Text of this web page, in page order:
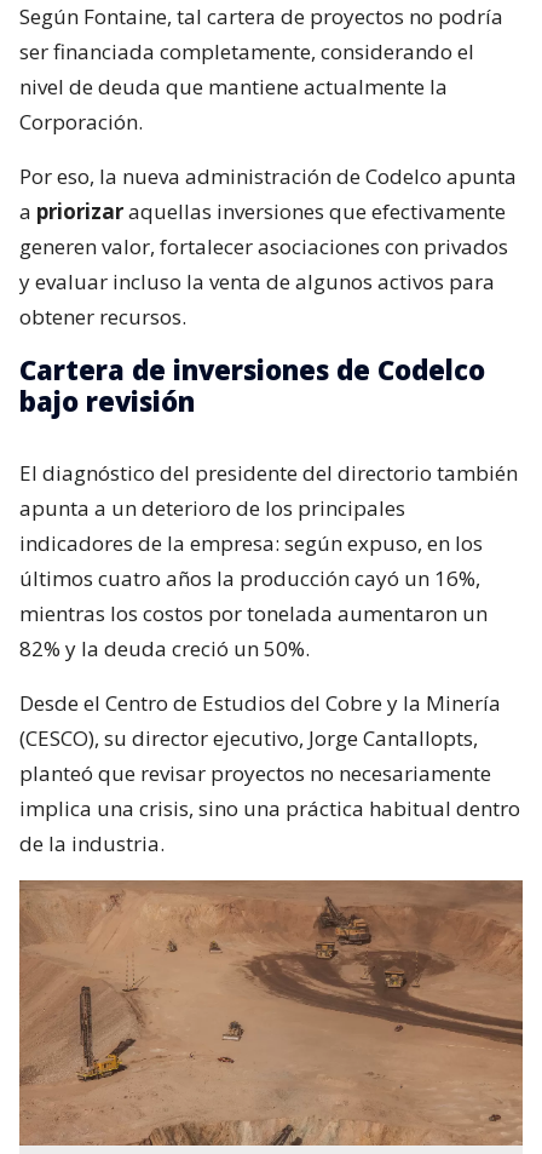
Según Fontaine, tal cartera de proyectos no podría
ser financiada completamente, considerando el
nivel de deuda que mantiene actualmente la
Corporación.
Por eso, la nueva administración de Codelco apunta
a priorizaraquellas inversiones que efectivamente
generen valor, fortalecer asociaciones con privados
y evaluar incluso la venta de algunos activos para
obtener recursos.
Cartera de inversiones de Codelco
bajo revisión
El diagnóstico del presidente del directorio también
apunta a un deterioro de los principales
indicadores de la empresa: según expuso, en los
últimos cuatro años la producción cayó un 16%,
mientras los costos por tonelada aumentaron un
82% y la deuda creció un 50%.
Desde el Centro de Estudios del Cobre y la Minería
(CESCO), su director ejecutivo, Jorge Cantallopts,
planteó que revisar proyectos no necesariamente
implica una crisis, sino una práctica habitual dentro
de la industria.